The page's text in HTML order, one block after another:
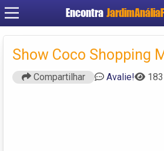
Encontra
Cadastrar
Criar conta
Show Coco Shopping
Compartilhar Avalie! 183